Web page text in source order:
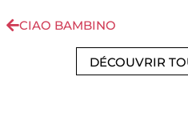
CIAO BAMBINO
DÉCOUVRIR